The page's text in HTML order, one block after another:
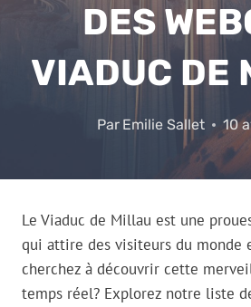
DES
VIADUC DE
Par Emilie Sallet 10
Le Viaduc de Millau est une
qui attire des visiteurs du monde
cherchez à découvrir cette
temps réel? Explorez notre liste